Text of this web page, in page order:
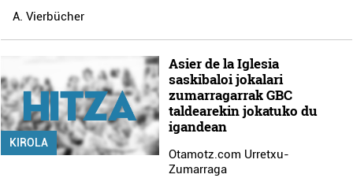
A. Vierbücher
KIROLA
Asier de la Iglesia
saskibaloi jokalari
zumarragarrak GBC
taldearekin jokatuko du
igandean
Otamotz.com Urretxu-
Zumarraga